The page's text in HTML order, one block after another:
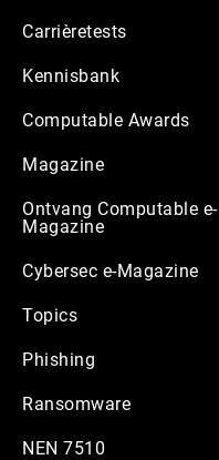
Carrièretests
Kennisbank
Computable Awards
Magazine
Ontvang Computable e-
Magazine
Cybersec e-Magazine
Topics
Phishing
Ransomware
NEN 7510